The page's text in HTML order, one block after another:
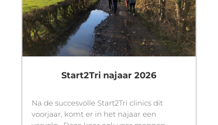
Start2Tri najaar 2026
Na de succesvolle Start2Tri clinics dit
voorjaar, komt er in het najaar een